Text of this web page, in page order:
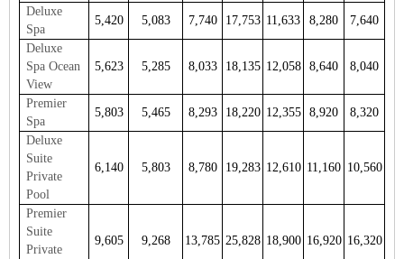
Deluxe
Spa
5,420 5,083 7,740 17,753 11,633 8,280 7,640
Deluxe
Spa Ocean
View
5,623 5,285 8,033 18,135 12,058 8,640 8,040
Premier
Spa
5,803 5,465 8,293 18,220 12,355 8,920 8,320
Deluxe
Suite
Private
Pool
6,140 5,803 8,780 19,283 12,610 11,160 10,560
Premier
Suite
Private
9,605 9,268 13,785 25,828 18,900 16,920 16,320